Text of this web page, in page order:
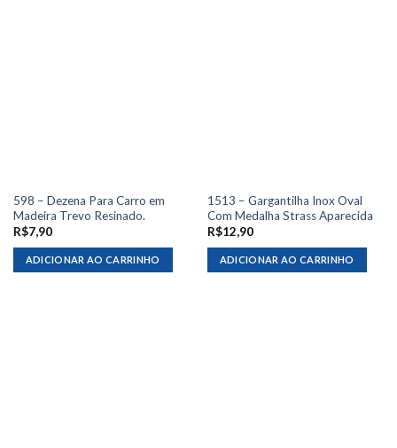
598 – Dezena Para Carro em
Madeira Trevo Resinado.
R$7,90
ADICIONAR AO CARRINHO
1513 – Gargantilha Inox Oval
Com Medalha Strass Aparecida
R$12,90
ADICIONAR AO CARRINHO